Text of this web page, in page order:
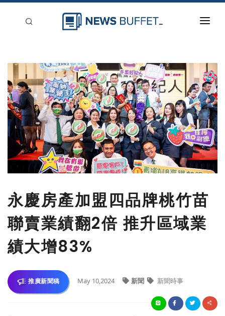
新聞稿分類
登入
刊登
永慶房產加盟四品牌桃竹苗
聯賣業績翻2倍 推升區域業
績大增83%
推廣新聞稿 May 10,2024 新聞 新聞時事